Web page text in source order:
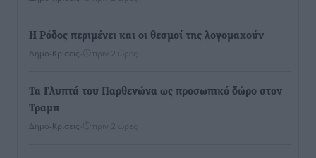
Η Ρόδος περιμένει και οι θεσμοί της λογομαχούν
Δημο-Κρίσεις πριν 2 ώρες
Τα Γλυπτά του Παρθενώνα ως προσωπικό δώρο στον
Τραμπ
Δημο-Κρίσεις πριν 2 ώρες